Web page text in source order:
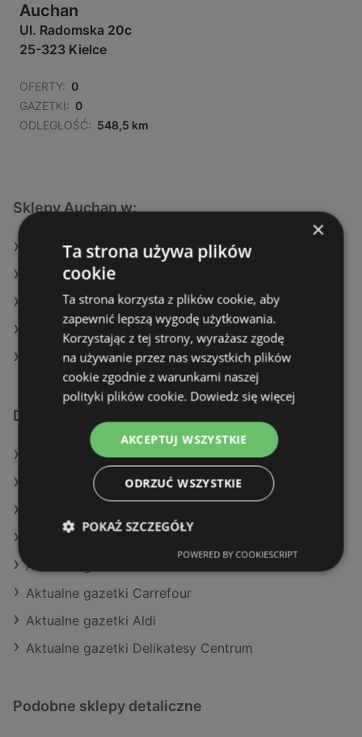
Auchan
Ul. Radomska 20c
25-323 Kielce
OFERTY: 0
GAZETKI: 0
ODLEGŁOŚĆ: 548,5 km
Sklepy Auchan w:
Auchan w Dobroszyce
Auchan w Raszyn
Auchan w Pawłosiów
Auchan w Śrem
Auchan w Kołbaskowo
Dodatkowe łącza
Oferty Auchan
Oferty Makro
Aktualne gazetki Selgros
Aktualne gazetki Gram Market
Aktualne gazetki Carrefour
Aktualne gazetki Aldi
Aktualne gazetki Delikatesy Centrum
Podobne sklepy detaliczne
×
Ta strona używa plików
cookie
Ta strona korzysta z plików cookie, aby
zapewnić lepszą wygodę użytkowania.
Korzystając z tej strony, wyrażasz zgodę
na używanie przez nas wszystkich plików
cookie zgodnie z warunkami naszej
polityki plików cookie. Dowiedz się więcej
AKCEPTUJ WSZYSTKIE
ODRZUĆ WSZYSTKIE
POKAŻ SZCZEGÓŁY
POWERED BY COOKIESCRIPT